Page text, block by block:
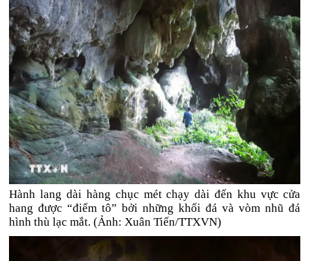
Hành lang dài hàng chục mét chạy dài đến khu vực cửa
hang được “điểm tô” bởi những khối đá và vòm nhũ đá
hình thù lạc mắt. (Ảnh: Xuân Tiến/TTXVN)